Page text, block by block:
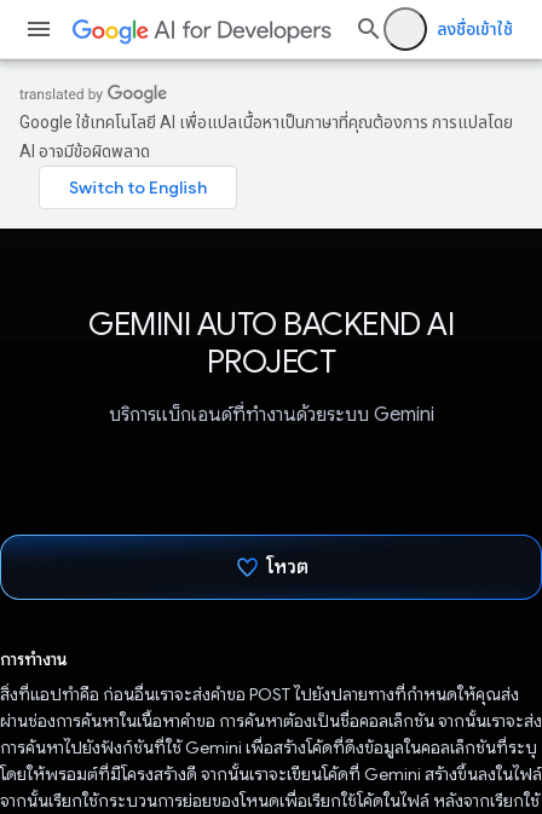
ลงชื่อเข้าใช้
Google ใช้เทคโนโลยี AI เพื่อแปลเนื้อหาเป็นภาษาที่คุณต้องการ การแปลโดย
AI อาจมีข้อผิดพลาด
GEMINI AUTO BACKEND AI
PROJECT
บริการแบ็กเอนด์ที่ทำงานด้วยระบบ Gemini
โหวต
การทำงาน
สิ่งที่แอปทําคือ ก่อนอื่นเราจะส่งคําขอ POST ไปยังปลายทางที่กําหนดให้คุณส่ง
ผ่านช่องการค้นหาในเนื้อหาคําขอ การค้นหาต้องเป็นชื่อคอลเล็กชัน จากนั้นเราจะส่ง
การค้นหาไปยังฟังก์ชันที่ใช้ Gemini เพื่อสร้างโค้ดที่ดึงข้อมูลในคอลเล็กชันที่ระบุ
โดยให้พรอมต์ที่มีโครงสร้างดี จากนั้นเราจะเขียนโค้ดที่ Gemini สร้างขึ้นลงในไฟล์
จากนั้นเรียกใช้กระบวนการย่อยของโหนดเพื่อเรียกใช้โค้ดในไฟล์ หลังจากเรียกใช้